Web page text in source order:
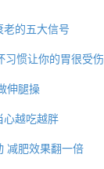
的五大信号
习惯让你的胃很受伤
伸腿操
心越吃越胖
减肥效果翻一倍